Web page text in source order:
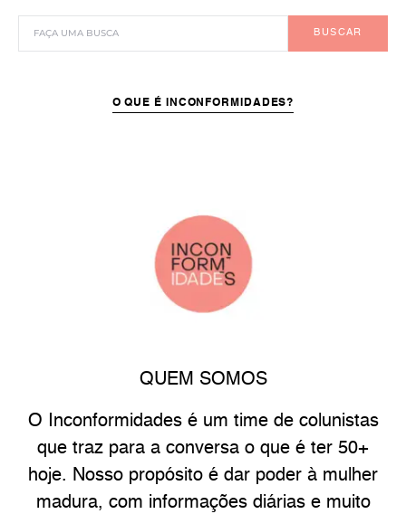
BUSCAR
O QUE É INCONFORMIDADES?
QUEM SOMOS
O Inconformidades é um time de colunistas
que traz para a conversa o que é ter 50+
hoje. Nosso propósito é dar poder à mulher
madura, com informações diárias e muito